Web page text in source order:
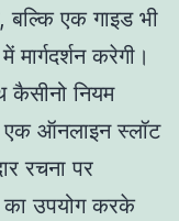
एक गाइड भी
करेगी।
कैसीनो नियम
एक ऑनलाइन स्लॉट
रचना पर
का उपयोग करके